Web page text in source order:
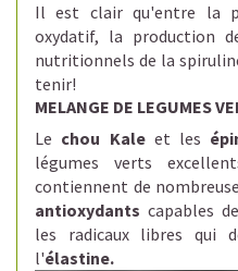
Il est clair qu'entre la
oxydatif, la production
nutritionnels de la
tenir!
MELANGE DE LEGUMES
Le chou Kaleet les
légumes verts
contiennent de
antioxydants capables
les radicaux libres qui
l'élastine.